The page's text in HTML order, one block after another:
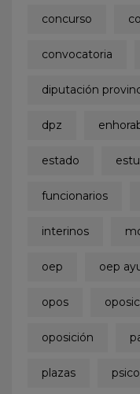
concurso
convocatoria
diputación
dpz
estado
funcionarios
interinos
oep oep
opos
oposición
plazas